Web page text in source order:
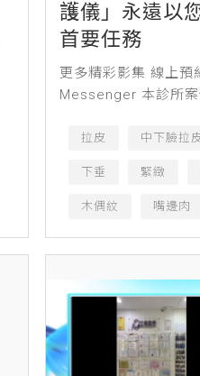
護儀」永遠以
首要任務
更多精彩影集 線上預
Messenger 本診所
衛生教育與醫療知識
拉皮 中下臉拉
下垂 緊緻
木偶紋 嘴邊肉